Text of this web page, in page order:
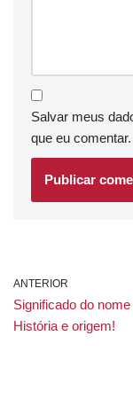
Salvar meus
que eu comentar.
ANTERIOR
Significado do nome
História e origem!